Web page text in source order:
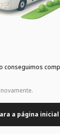
conseguimos
a página inicial